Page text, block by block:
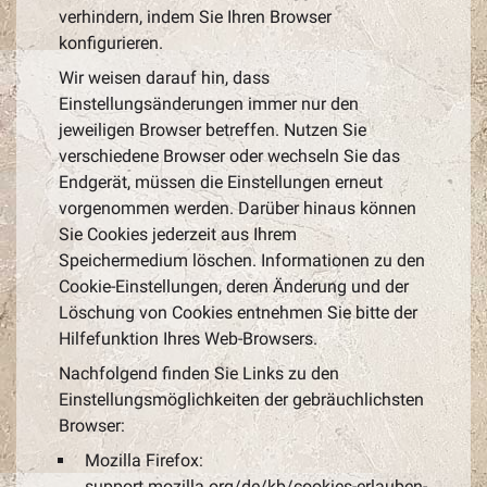
verhindern, indem Sie Ihren Browser
konfigurieren.
Wir weisen darauf hin, dass
Einstellungsänderungen immer nur den
jeweiligen Browser betreffen. Nutzen Sie
verschiedene Browser oder wechseln Sie das
Endgerät, müssen die Einstellungen erneut
vorgenommen werden. Darüber hinaus können
Sie Cookies jederzeit aus Ihrem
Speichermedium löschen. Informationen zu den
Cookie-Einstellungen, deren Änderung und der
Löschung von Cookies entnehmen Sie bitte der
Hilfefunktion Ihres Web-Browsers.
Nachfolgend finden Sie Links zu den
Einstellungsmöglichkeiten der gebräuchlichsten
Browser:
Mozilla Firefox: